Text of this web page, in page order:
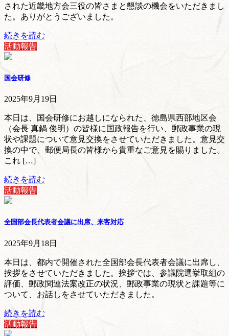
された近畿地方会三役の皆さまと懇談の機会をいただきまし
た。ありがとうございました。
続きを読む
活動報告
国会研修
2025年9月19日
本日は、国会研修にお越しになられた、徳島県西部地区会
（会長 真鍋 俊明）の皆様に国政報告を行い、郵政事業の現
状や課題について意見交換をさせていただきました。意見交
換の中で、郵便局長の皆様から貴重なご意見を賜りました。
これ […]
続きを読む
活動報告
全国部会長代表者会議に出席、来客対応
2025年9月18日
本日は、都内で開催された全国部会長代表者会議に出席し、
挨拶をさせていただきました。挨拶では、参議院選挙取組の
評価、郵政関連法案改正の状況、郵政事業の現状と課題等に
ついて、お話しをさせていただきました。
続きを読む
活動報告